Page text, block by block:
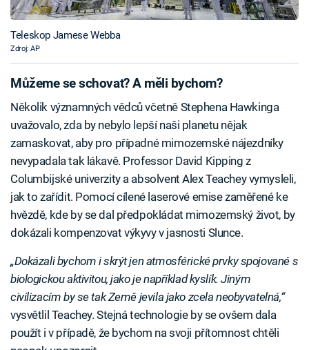
Teleskop Jamese Webba
Zdroj: AP
Můžeme se schovat? A měli bychom?
Několik významných vědců včetně Stephena Hawkinga
uvažovalo, zda by nebylo lepší naši planetu nějak
zamaskovat, aby pro případné mimozemské nájezdníky
nevypadala tak lákavě. Professor David Kipping z
Columbijské univerzity a absolvent Alex Teachey vymysleli,
jak to zařídit. Pomocí cílené laserové emise zaměřené ke
hvězdě, kde by se dal předpokládat mimozemský život, by
dokázali kompenzovat výkyvy v jasnosti Slunce.
„Dokázali bychom i skrýt jen atmosférické prvky spojované s
biologickou aktivitou, jako je například kyslík. Jiným
civilizacím by se tak Země jevila jako zcela neobyvatelná,“
vysvětlil Teachey. Stejná technologie by se ovšem dala
použít i v případě, že bychom na svoji přítomnost chtěli